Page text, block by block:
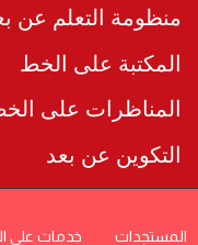
منظومة التعلم عن
المكتبة على الخط
المناظرات على
التكوين عن بعد
المستجدات خدمات على